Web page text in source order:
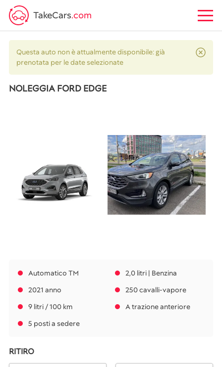
TakeCars.com
Questa auto non è attualmente disponibile: già
prenotata per le date selezionate
NOLEGGIA FORD EDGE
Automatico TM
2,0 litri | Benzina
2021 anno
250 cavalli-vapore
9 litri / 100 km
A trazione anteriore
5 posti a sedere
RITIRO